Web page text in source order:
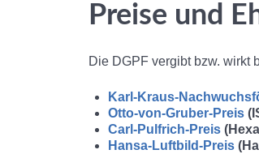
Preise und
Die DGPF vergibt bzw. wirkt
Karl-Kraus-
Otto-von-Gruber-Preis
Carl-Pulfrich-Preis
Hansa-Luftbild-Preis